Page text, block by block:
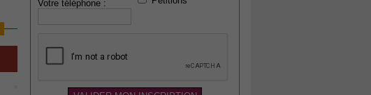
Votre téléphone :